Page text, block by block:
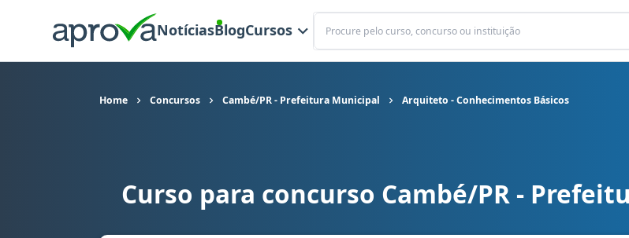
NotíciasBlogCursos
Buscar
Home Concursos Cambé/PR - Prefeitura Municipal Arquiteto - Conhecimentos Básicos
Curso para concurso Cambé/PR - Prefeitura Municipal cargo Arquiteto - Conhecimentos Básicos
Curso para concurso Cambé/PR -